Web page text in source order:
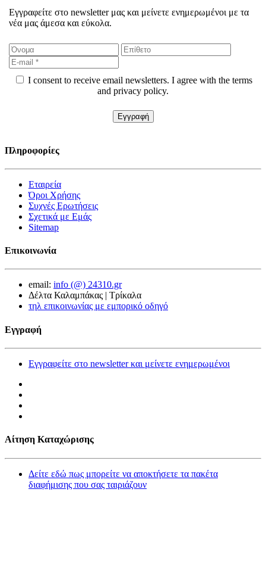
Εγγραφείτε στο newsletter μας και μείνετε ενημερωμένοι με τα
νέα μας άμεσα και εύκολα.
I consent to receive email newsletters. I agree with the terms
and privacy policy.
Πληροφορίες
Εταιρεία
Όροι Χρήσης
Συχνές Ερωτήσεις
Σχετικά με Εμάς
Sitemap
Επικοινωνία
email: info (@) 24310.gr
Δέλτα Καλαμπάκας | Τρίκαλα
τηλ επικοινωνίας με εμπορικό οδηγό
Εγγραφή
Εγγραφείτε στο newsletter και μείνετε ενημερωμένοι
Αίτηση Καταχώρισης
Δείτε εδώ πως μπορείτε να αποκτήσετε τα πακέτα
διαφήμισης που σας ταιριάζουν